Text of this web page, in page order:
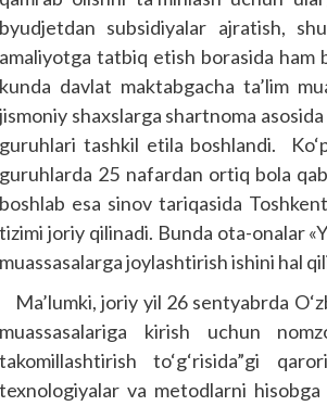
byudjetdan subsidiyalar ajratish,
amaliyotga tatbiq etish borasida ham
kunda davlat maktabgacha ta’lim
jismoniy shaxslarga shartnoma
guruhlari tashkil etila boshlandi.
guruhlarda 25 nafardan ortiq bola
boshlab esa sinov tariqasida
tizimi joriy qilinadi. Bunda ota-onalar
muassasalarga joylashtirish ishini hal
Ma’lumki, joriy yil 26 sentyabrda
muassasalariga kirish uchun
takomillashtirish to‘g‘risida”gi
texnologiyalar va metodlarni